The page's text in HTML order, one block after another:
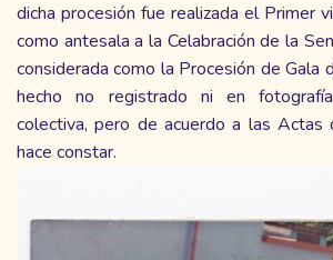
dicha procesión fue realizada el Primer
como antesala a la Celabración de la
considerada como la Procesión de Gala
hecho no registrado ni en
colectiva, pero de acuerdo a las Actas
hace constar.